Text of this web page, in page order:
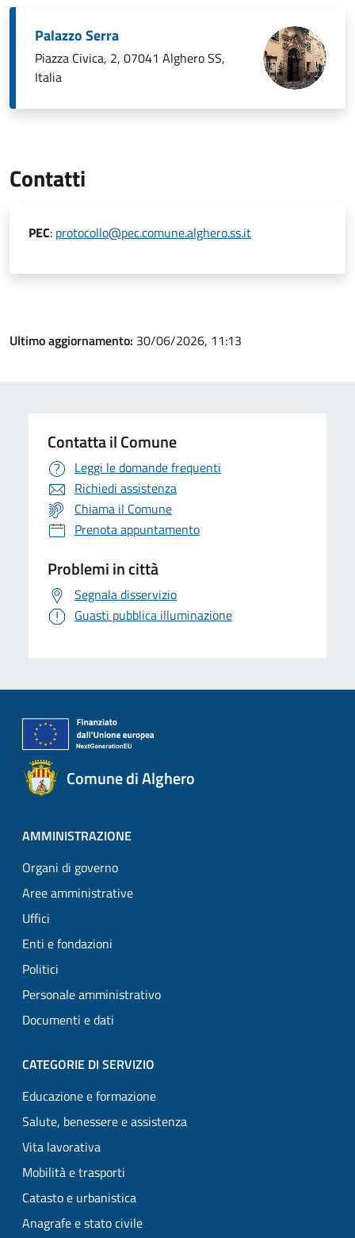
Palazzo Serra
Piazza Civica, 2, 07041 Alghero SS,
Italia
Contatti
PEC: protocollo@pec.comune.alghero.ss.it
Ultimo aggiornamento: 30/06/2026, 11:13
Contatta il Comune
Leggi le domande frequenti
Richiedi assistenza
Chiama il Comune
Prenota appuntamento
Problemi in città
Segnala disservizio
Guasti pubblica illuminazione
Comune di Alghero
AMMINISTRAZIONE
Organi di governo
Aree amministrative
Uffici
Enti e fondazioni
Politici
Personale amministrativo
Documenti e dati
CATEGORIE DI SERVIZIO
Educazione e formazione
Salute, benessere e assistenza
Vita lavorativa
Mobilità e trasporti
Catasto e urbanistica
Anagrafe e stato civile